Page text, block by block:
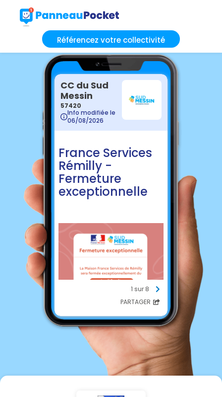
Référencez votre collectivité
CC du Sud
Messin
57420
Info modifiée le
06/08/2026
France Services
Rémilly -
Fermeture
exceptionnelle
1 sur 8
PARTAGER